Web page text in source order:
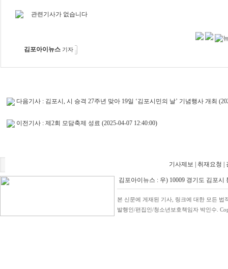
관련기사가 없습니다
김포아이뉴스 기자
다음기사 : 김포시, 시 승격 27주년 맞아 19일 ‘김포시민의 날’ 기념행사 개최
이전기사 : 제2회 모담축제 성료 (2025-04-07 12:40:00)
기사제보 취재요청
김포아이뉴스 : 우) 10009 경기도 김포시
본 신문에 게재된 기사, 링크에 대한 모든 법
발행인/편집인/청소년보호책임자 박인수.